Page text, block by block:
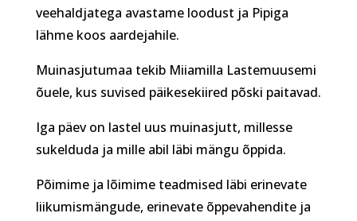
veehaldjatega avastame loodust ja Pipiga
lähme koos aardejahile.
Muinasjutumaa tekib Miiamilla Lastemuusemi
õuele, kus suvised päikesekiired põski paitavad.
Iga päev on lastel uus muinasjutt, millesse
sukelduda ja mille abil läbi mängu õppida.
Põimime ja lõimime teadmised läbi erinevate
liikumismängude, erinevate õppevahendite ja